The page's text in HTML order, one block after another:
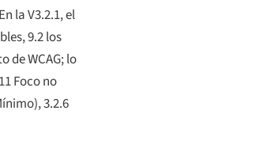
la V3.2.1, el
9.2 los
de WCAG; lo
Foco no
,3.2.6